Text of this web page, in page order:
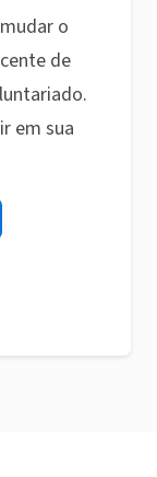
o
de
em sua